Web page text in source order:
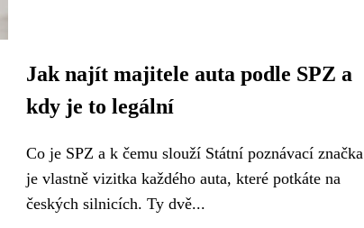
Jak najít majitele auta podle SPZ a
kdy je to legální
Co je SPZ a k čemu slouží Státní poznávací značka
je vlastně vizitka každého auta, které potkáte na
českých silnicích. Ty dvě...